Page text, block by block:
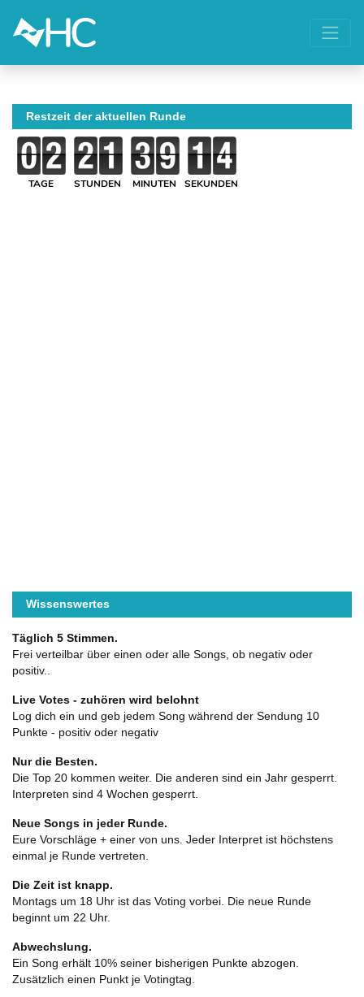
Restzeit der aktuellen Runde
TAGE STUNDEN MINUTEN SEKUNDEN
Wissenswertes
Täglich 5 Stimmen.
Frei verteilbar über einen oder alle Songs, ob negativ oder
positiv..
Live Votes - zuhören wird belohnt
Log dich ein und geb jedem Song während der Sendung 10
Punkte - positiv oder negativ
Nur die Besten.
Die Top 20 kommen weiter. Die anderen sind ein Jahr gesperrt.
Interpreten sind 4 Wochen gesperrt.
Neue Songs in jeder Runde.
Eure Vorschläge + einer von uns. Jeder Interpret ist höchstens
einmal je Runde vertreten.
Die Zeit ist knapp.
Montags um 18 Uhr ist das Voting vorbei. Die neue Runde
beginnt um 22 Uhr.
Abwechslung.
Ein Song erhält 10% seiner bisherigen Punkte abzogen.
Zusätzlich einen Punkt je Votingtag.